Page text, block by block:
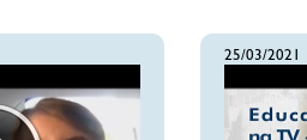
25/03/2021